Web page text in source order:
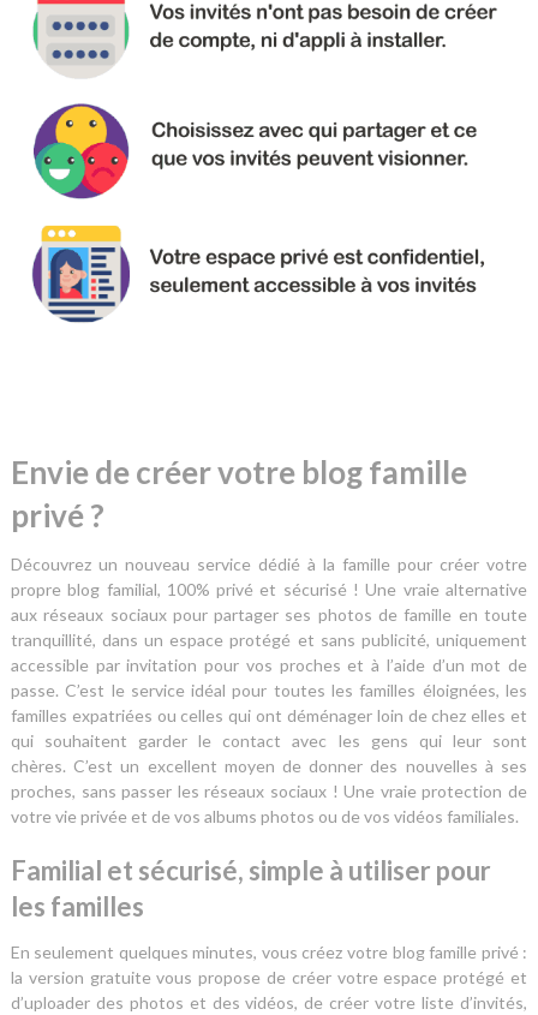
Envie de créer votre blog famille
privé ?
Découvrez un nouveau service dédié à la famille pour créer votre
propre blog familial, 100% privé et sécurisé ! Une vraie alternative
aux réseaux sociaux pour partager ses photos de famille en toute
tranquillité, dans un espace protégé et sans publicité, uniquement
accessible par invitation pour vos proches et à l’aide d’un mot de
passe. C’est le service idéal pour toutes les familles éloignées, les
familles expatriées ou celles qui ont déménager loin de chez elles et
qui souhaitent garder le contact avec les gens qui leur sont
chères. C’est un excellent moyen de donner des nouvelles à ses
proches, sans passer les réseaux sociaux ! Une vraie protection de
votre vie privée et de vos albums photos ou de vos vidéos familiales.
Familial et sécurisé, simple à utiliser pour
les familles
En seulement quelques minutes, vous créez votre blog famille privé :
la version gratuite vous propose de créer votre espace protégé et
d’uploader des photos et des vidéos, de créer votre liste d’invités,